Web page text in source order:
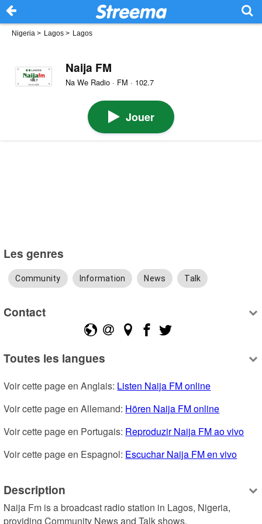
Nigeria > Lagos > Lagos
Naija FM
Na We Radio · FM · 102.7
Jouer
Les genres
Community Information News Talk
Contact
Toutes les langues
Voir cette page en Anglais: Listen Naija FM online
Voir cette page en Allemand: Hören Naija FM online
Voir cette page en Portugais: Reproduzir Naija FM ao vivo
Voir cette page en Espagnol: Escuchar Naija FM en vivo
Description
Naija Fm is a broadcast radio station in Lagos, Nigeria,
providing Community News and Talk shows.